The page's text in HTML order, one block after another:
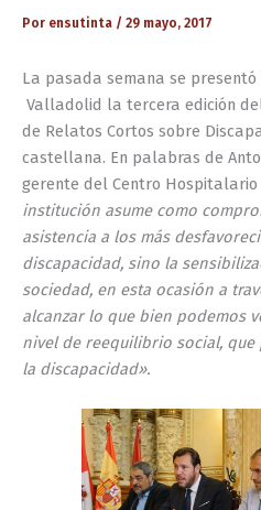
Por ensutinta / 29 mayo, 2017
La pasada semana se
Valladolid la tercera edición
de Relatos Cortos sobre
castellana. En palabras de
gerente del Centro Hospitalario
institución asume como
asistencia a los más
discapacidad, sino la
sociedad, en esta ocasión a
alcanzar lo que bien podemos
nivel de reequilibrio social,
la discapacidad».